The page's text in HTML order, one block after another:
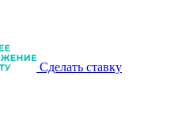
Сделать ставку